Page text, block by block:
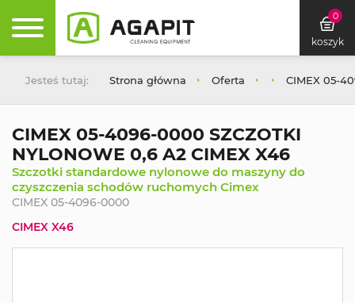
0
koszyk
Jesteś tutaj: Strona główna Oferta CIMEX 05-
CIMEX 05-4096-0000 SZCZOTKI
NYLONOWE 0,6 A2 CIMEX X46
Szczotki standardowe nylonowe do maszyny do
czyszczenia schodów ruchomych Cimex
CIMEX 05-4096-0000
CIMEX X46